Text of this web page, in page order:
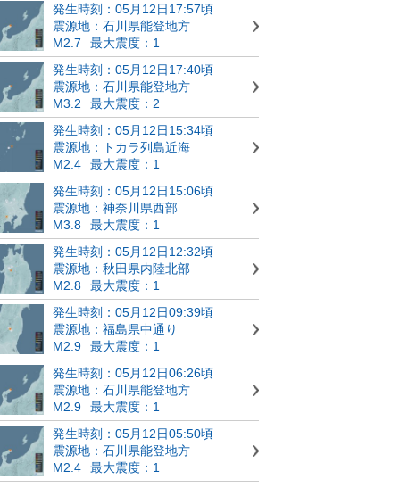
発生時刻：05月12日17:57頃
震源地：石川県能登地方
M2.7
最大震度：1
発生時刻：05月12日17:40頃
震源地：石川県能登地方
M3.2
最大震度：2
発生時刻：05月12日15:34頃
震源地：トカラ列島近海
M2.4
最大震度：1
発生時刻：05月12日15:06頃
震源地：神奈川県西部
M3.8
最大震度：1
発生時刻：05月12日12:32頃
震源地：秋田県内陸北部
M2.8
最大震度：1
発生時刻：05月12日09:39頃
震源地：福島県中通り
M2.9
最大震度：1
発生時刻：05月12日06:26頃
震源地：石川県能登地方
M2.9
最大震度：1
発生時刻：05月12日05:50頃
震源地：石川県能登地方
M2.4
最大震度：1